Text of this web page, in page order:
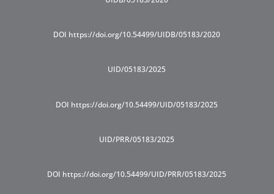
DOI https://doi.org/10.54499/UIDB/05183/2020
UID/05183/2025
DOI https://doi.org/10.54499/UID/05183/2025
UID/PRR/05183/2025
DOI https://doi.org/10.54499/UID/PRR/05183/2025